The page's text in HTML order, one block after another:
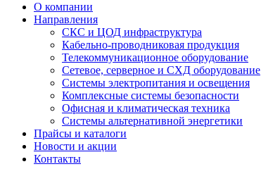
О компании
Направления
СКС и ЦОД инфраструктура
Кабельно-проводниковая продукция
Телекоммуникационное оборудование
Сетевое, серверное и СХД оборудование
Системы электропитания и освещения
Комплексные системы безопасности
Офисная и климатическая техника
Системы альтернативной энергетики
Прайсы и каталоги
Новости и акции
Контакты